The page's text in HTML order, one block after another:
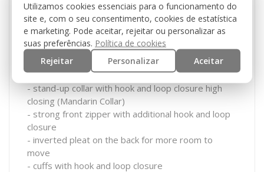
- 2 slanted chest pockets with hook and loop
closure
- elbow border which can be reinforced by
upholstery
- 2 shoulder pockets with hook and loop
- 3 hook and loop stripes for name patch
- stand-up collar with hook and loop closure high
closing (Mandarin Collar)
- strong front zipper with additional hook and loop
closure
- inverted pleat on the back for more room to
move
- cuffs with hook and loop closure
Utilizamos cookies essenciais para o funcionamento do
site e, com o seu consentimento, cookies de estatística
e marketing. Pode aceitar, rejeitar ou personalizar as
suas preferências. Política de cookies
Rejeitar
Personalizar Aceitar